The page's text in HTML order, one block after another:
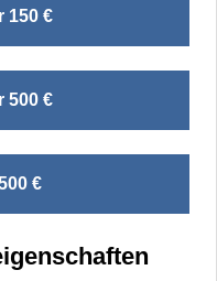
150 €
500 €
€